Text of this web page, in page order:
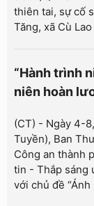
thiên tai, sự cố
Tăng, xã Cù
“Hành trình
niên hoàn
(CT) - Ngày 4-
Tuyền), Ban
Công an thành
tin - Thắp sáng
với chủ đề “Ánh